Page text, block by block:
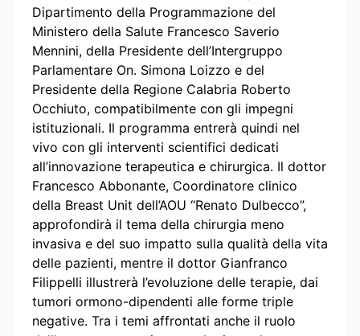
Dipartimento della Programmazione del
Ministero della Salute Francesco Saverio
Mennini, della Presidente dell’Intergruppo
Parlamentare On. Simona Loizzo e del
Presidente della Regione Calabria Roberto
Occhiuto, compatibilmente con gli impegni
istituzionali. Il programma entrerà quindi nel
vivo con gli interventi scientifici dedicati
all’innovazione terapeutica e chirurgica. Il dottor
Francesco Abbonante, Coordinatore clinico
della Breast Unit dell’AOU “Renato Dulbecco”,
approfondirà il tema della chirurgia meno
invasiva e del suo impatto sulla qualità della vita
delle pazienti, mentre il dottor Gianfranco
Filippelli illustrerà l’evoluzione delle terapie, dai
tumori ormono-dipendenti alle forme triple
negative. Tra i temi affrontati anche il ruolo